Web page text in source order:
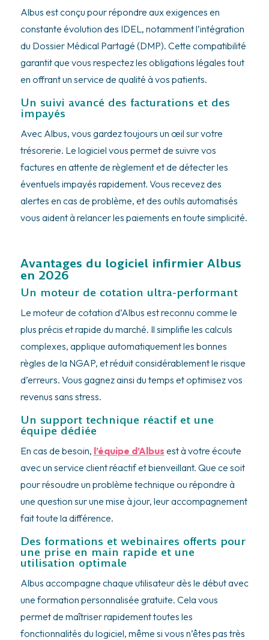
Albus est conçu pour répondre aux exigences en
constante évolution des IDEL, notamment l’intégration
du Dossier Médical Partagé (DMP). Cette compatibilité
garantit que vous respectez les obligations légales tout
en offrant un service de qualité à vos patients.
Un suivi avancé des facturations et des
impayés
Avec Albus, vous gardez toujours un œil sur votre
trésorerie. Le logiciel vous permet de suivre vos
factures en attente de règlement et de détecter les
éventuels impayés rapidement. Vous recevez des
alertes en cas de problème, et des outils automatisés
vous aident à relancer les paiements en toute simplicité.
Avantages du logiciel infirmier Albus
en 2026
Un moteur de cotation ultra-performant
Le moteur de cotation d’Albus est reconnu comme le
plus précis et rapide du marché. Il simplifie les calculs
complexes, applique automatiquement les bonnes
règles de la NGAP, et réduit considérablement le risque
d’erreurs. Vous gagnez ainsi du temps et optimisez vos
revenus sans stress.
Un support technique réactif et une
équipe dédiée
En cas de besoin, l’équipe d’Albus est à votre écoute
avec un service client réactif et bienveillant. Que ce soit
pour résoudre un problème technique ou répondre à
une question sur une mise à jour, leur accompagnement
fait toute la différence.
Des formations et webinaires offerts pour
une prise en main rapide et une
utilisation optimale
Albus accompagne chaque utilisateur dès le début avec
une formation personnalisée gratuite. Cela vous
permet de maîtriser rapidement toutes les
fonctionnalités du logiciel, même si vous n’êtes pas très